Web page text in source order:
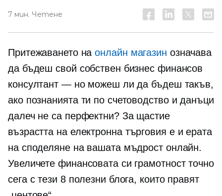
7 мин. Четене
Притежаването наонлайн магазин означава
да бъдеш свой собствен бизнес финансов
консултант — но можеш ли да бъдеш такъв,
ако познанията ти по счетоводство и данъци
далеч не са перфектни? За щастие
възрастта на електронна търговия е и ерата
на споделяне на вашата мъдрост онлайн.
Увеличете финансовата си грамотност точно
сега с тези 8 полезни блога, които правят